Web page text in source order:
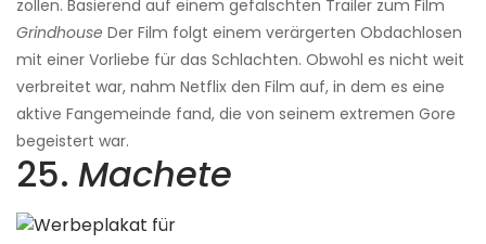
zollen. Basierend auf einem gefälschten Trailer zum Film
Grindhouse Der Film folgt einem verärgerten Obdachlosen
mit einer Vorliebe für das Schlachten. Obwohl es nicht weit
verbreitet war, nahm Netflix den Film auf, in dem es eine
aktive Fangemeinde fand, die von seinem extremen Gore
begeistert war.
25. Machete